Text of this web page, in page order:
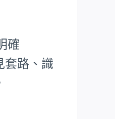
確
套路、識